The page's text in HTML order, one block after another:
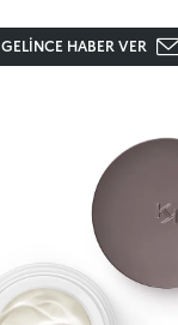
GELINCE HABER VER